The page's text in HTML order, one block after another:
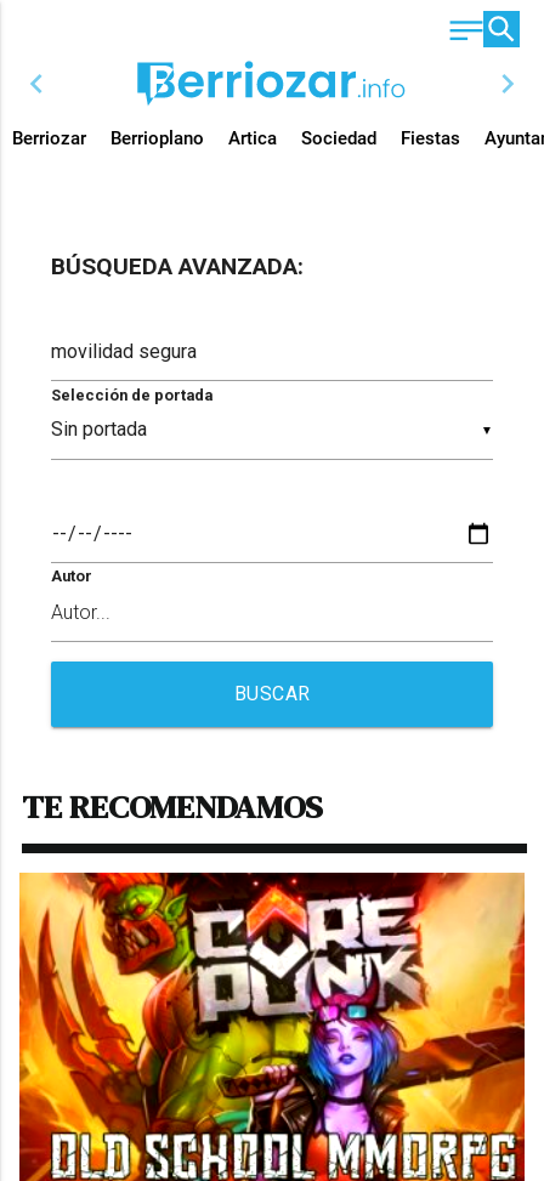
chevron_left chevron_right
Berriozar Berrioplano Artica Sociedad Fiestas
BÚSQUEDA AVANZADA:
▼
Selección de portada
Autor
BUSCAR
TE RECOMENDAMOS